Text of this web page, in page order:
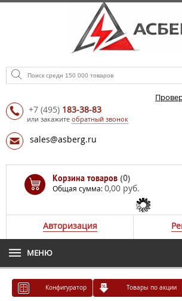
+7 (495) 183-38-83
или закажите обратный звонок
sales@asberg.ru
Корзина товаров (0)
Общая сумма:0,00 руб.
Авторизация
МЕНЮ
Конфигуратор Товары по акции